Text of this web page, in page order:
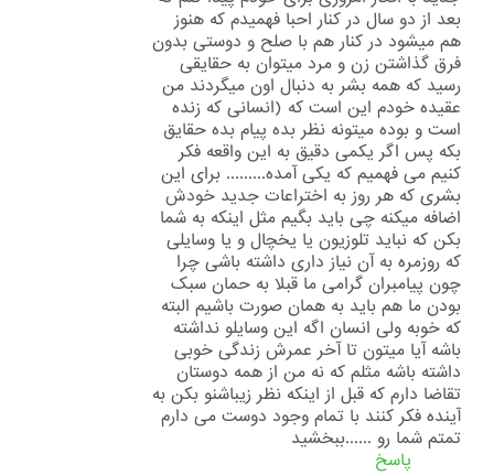
بعد از دو سال در کنار احبا فهميدم که هنوز
هم ميشود در کنار هم با صلح و دوستی بدون
فرق گذاشتن زن و مرد ميتوان به حقايقی
رسيد که همه بشر به دنبال اون ميگردند من
عقيده خودم اين است که (انسانی که زنده
است و بوده ميتونه نظر بده پيام بده حقايق
بکه پس اگر يکمی دقيق به اين واقعه فکر
کنيم می فهميم که يکی آمده......... برای اين
بشری که هر روز به اختراعات جديد خودش
اضافه ميکنه چی بايد بگيم مثل اينکه به شما
بکن که نبايد تلوزيون يا يخچال و يا وسايلی
که روزمره به آن نياز داری داشته باشی چرا
چون پيامبران گرامی ما قبلا به حمان سبک
بودن ما هم بايد به همان صورت باشيم البته
که خوبه ولی انسان اگه اين وسايلو نداشته
باشه آيا ميتون تا آخر عمرش زندگی خوبی
داشته باشه مثلم که نه من از همه دوستان
تقاضا دارم که قبل از اينکه نظر زيباشنو بکن به
آينده فکر کنند با تمام وجود دوست می دارم
تمتم شما رو ......ببخشيد
پاسخ